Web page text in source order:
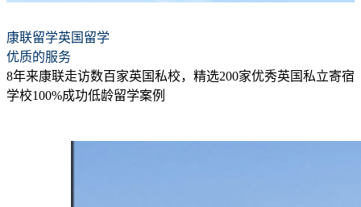
康联留学英国留学
优质的服务
8年来康联走访数百家英国私校，精选200家优秀英国私立寄宿
学校100%成功低龄留学案例